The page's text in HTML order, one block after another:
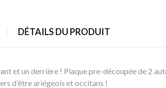
DÉTAILS DU PRODUIT
et un derrière ! Plaque pre-découpée de 2
d'être ariégeois et occitans !